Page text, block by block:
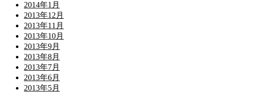
2014年1月
2013年12月
2013年11月
2013年10月
2013年9月
2013年8月
2013年7月
2013年6月
2013年5月